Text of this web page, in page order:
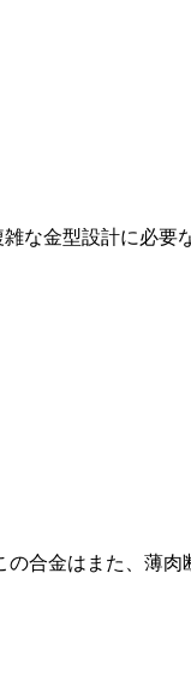
な金型設計に必要
合金はまた、薄